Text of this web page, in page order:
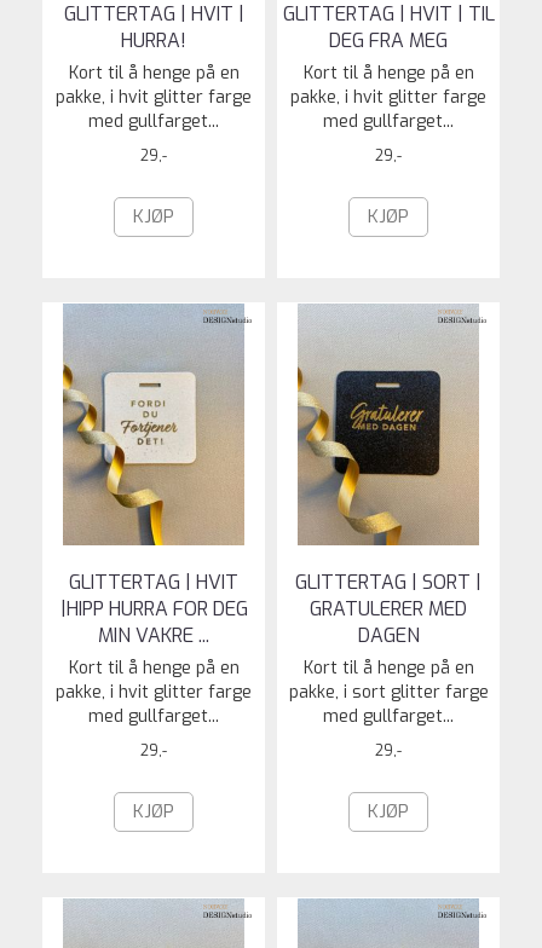
GLITTERTAG | HVIT |
HURRA!
Kort til å henge på en
pakke, i hvit glitter farge
med gullfarget...
29,-
KJØP
GLITTERTAG | HVIT | TIL
DEG FRA MEG
Kort til å henge på en
pakke, i hvit glitter farge
med gullfarget...
29,-
KJØP
GLITTERTAG | HVIT
|HIPP HURRA FOR DEG
MIN VAKRE ...
Kort til å henge på en
pakke, i hvit glitter farge
med gullfarget...
29,-
KJØP
GLITTERTAG | SORT |
GRATULERER MED
DAGEN
Kort til å henge på en
pakke, i sort glitter farge
med gullfarget...
29,-
KJØP